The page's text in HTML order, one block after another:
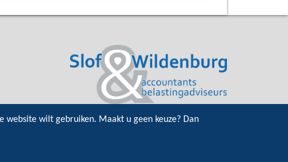
website wilt gebruiken. Maakt u geen keuze? Dan